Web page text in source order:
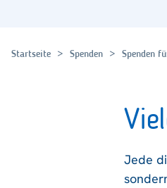
Startseite Spenden Spenden
Jede